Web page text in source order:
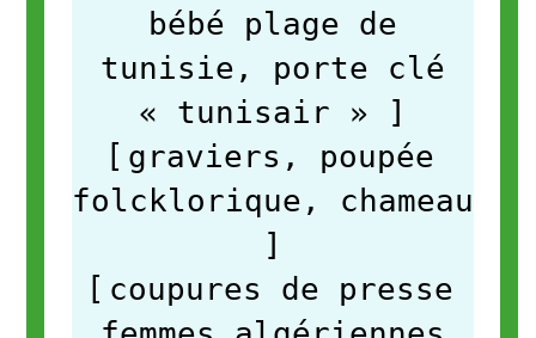
bébé plage de
tunisie, porte clé
« tunisair »
]
[ graviers, poupée
folcklorique, chameau
]
[ coupures de presse